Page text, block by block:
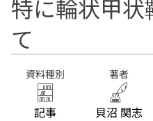
特に輪状甲
て
資料種別
記事
著者
貝沼 関志